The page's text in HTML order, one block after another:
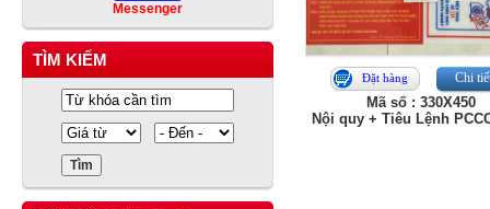
Messenger
TÌM KIẾM
Đặt hàng Chi
Mã số : 330X450
Nội quy + Tiêu Lệnh